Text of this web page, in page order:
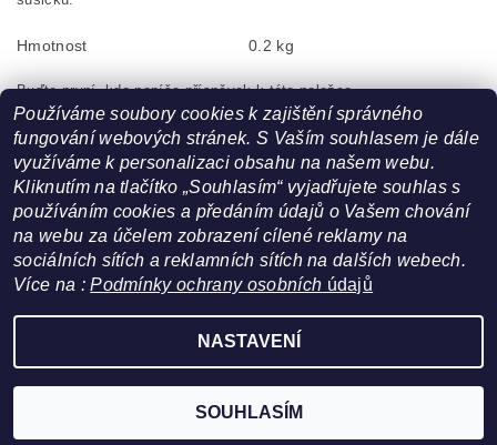
Hmotnost 0.2 kg
Buďte první, kdo napíše příspěvek k této položce.
Pouze registrovaní uživatelé mohou vkládat příspěvky. Prosím
přihlaste se nebo seregistrujte .
Facebook | Heureka.cz
2026 ©FoltynTextil.cz, všechna práva vyhrazenaUpravit nastavení cookies
Vytvořil Shoptet
Používáme soubory cookies k zajištění správného
fungování webových stránek. S Vaším souhlasem je dále
využíváme k personalizaci obsahu na našem webu.
Kliknutím na tlačítko „Souhlasím“ vyjadřujete souhlas s
používáním cookies a předáním údajů o Vašem chování
na webu za účelem zobrazení cílené reklamy na
sociálních sítích a reklamních sítích na dalších webech.
Více na :Podmínky ochrany osobních údajů
NASTAVENÍ
SOUHLASÍM